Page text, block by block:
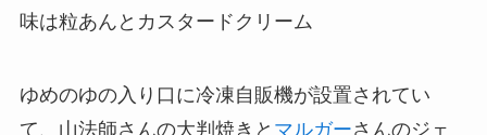
味は粒あんとカスタードクリーム
ゆめのゆの入り口に冷凍自販機が設置されてい
て、山法師さんの大判焼きと マルガーさんのジェ